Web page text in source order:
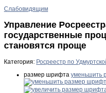
Слабовидящим
Управление
государственные
становятся проще
Категория: Росреестр по
размер шрифта уменьшить